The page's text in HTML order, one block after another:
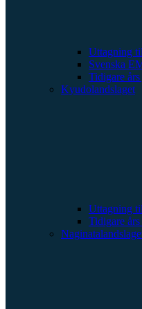
Uttagning
Svenska
Tidigare
Kyudolandslaget
Uttagning
Tidigare